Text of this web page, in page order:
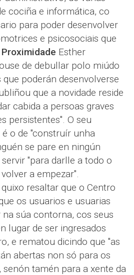
cociña e informática, co
para poder desenvolver
e psicosociais que
Proximidade Esther
de debullar polo miúdo
que poderán desenvolverse
que a novidade reside
cabida a persoas graves
persistentes". O seu
o de "construír unha
se pare en ningún
"para darlle a todo o
a empezar".
resaltar que o Centro
os usuarios e usuarias
súa contorna, cos seus
lugar de ser ingresados
e rematou dicindo que "as
abertas non só para os
senón tamén para a xente da